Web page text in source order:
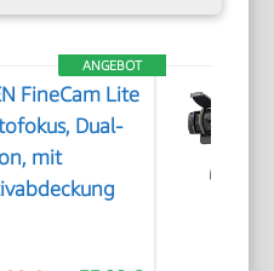
ANGEBOT
FineCam Lite
Dual-
mit